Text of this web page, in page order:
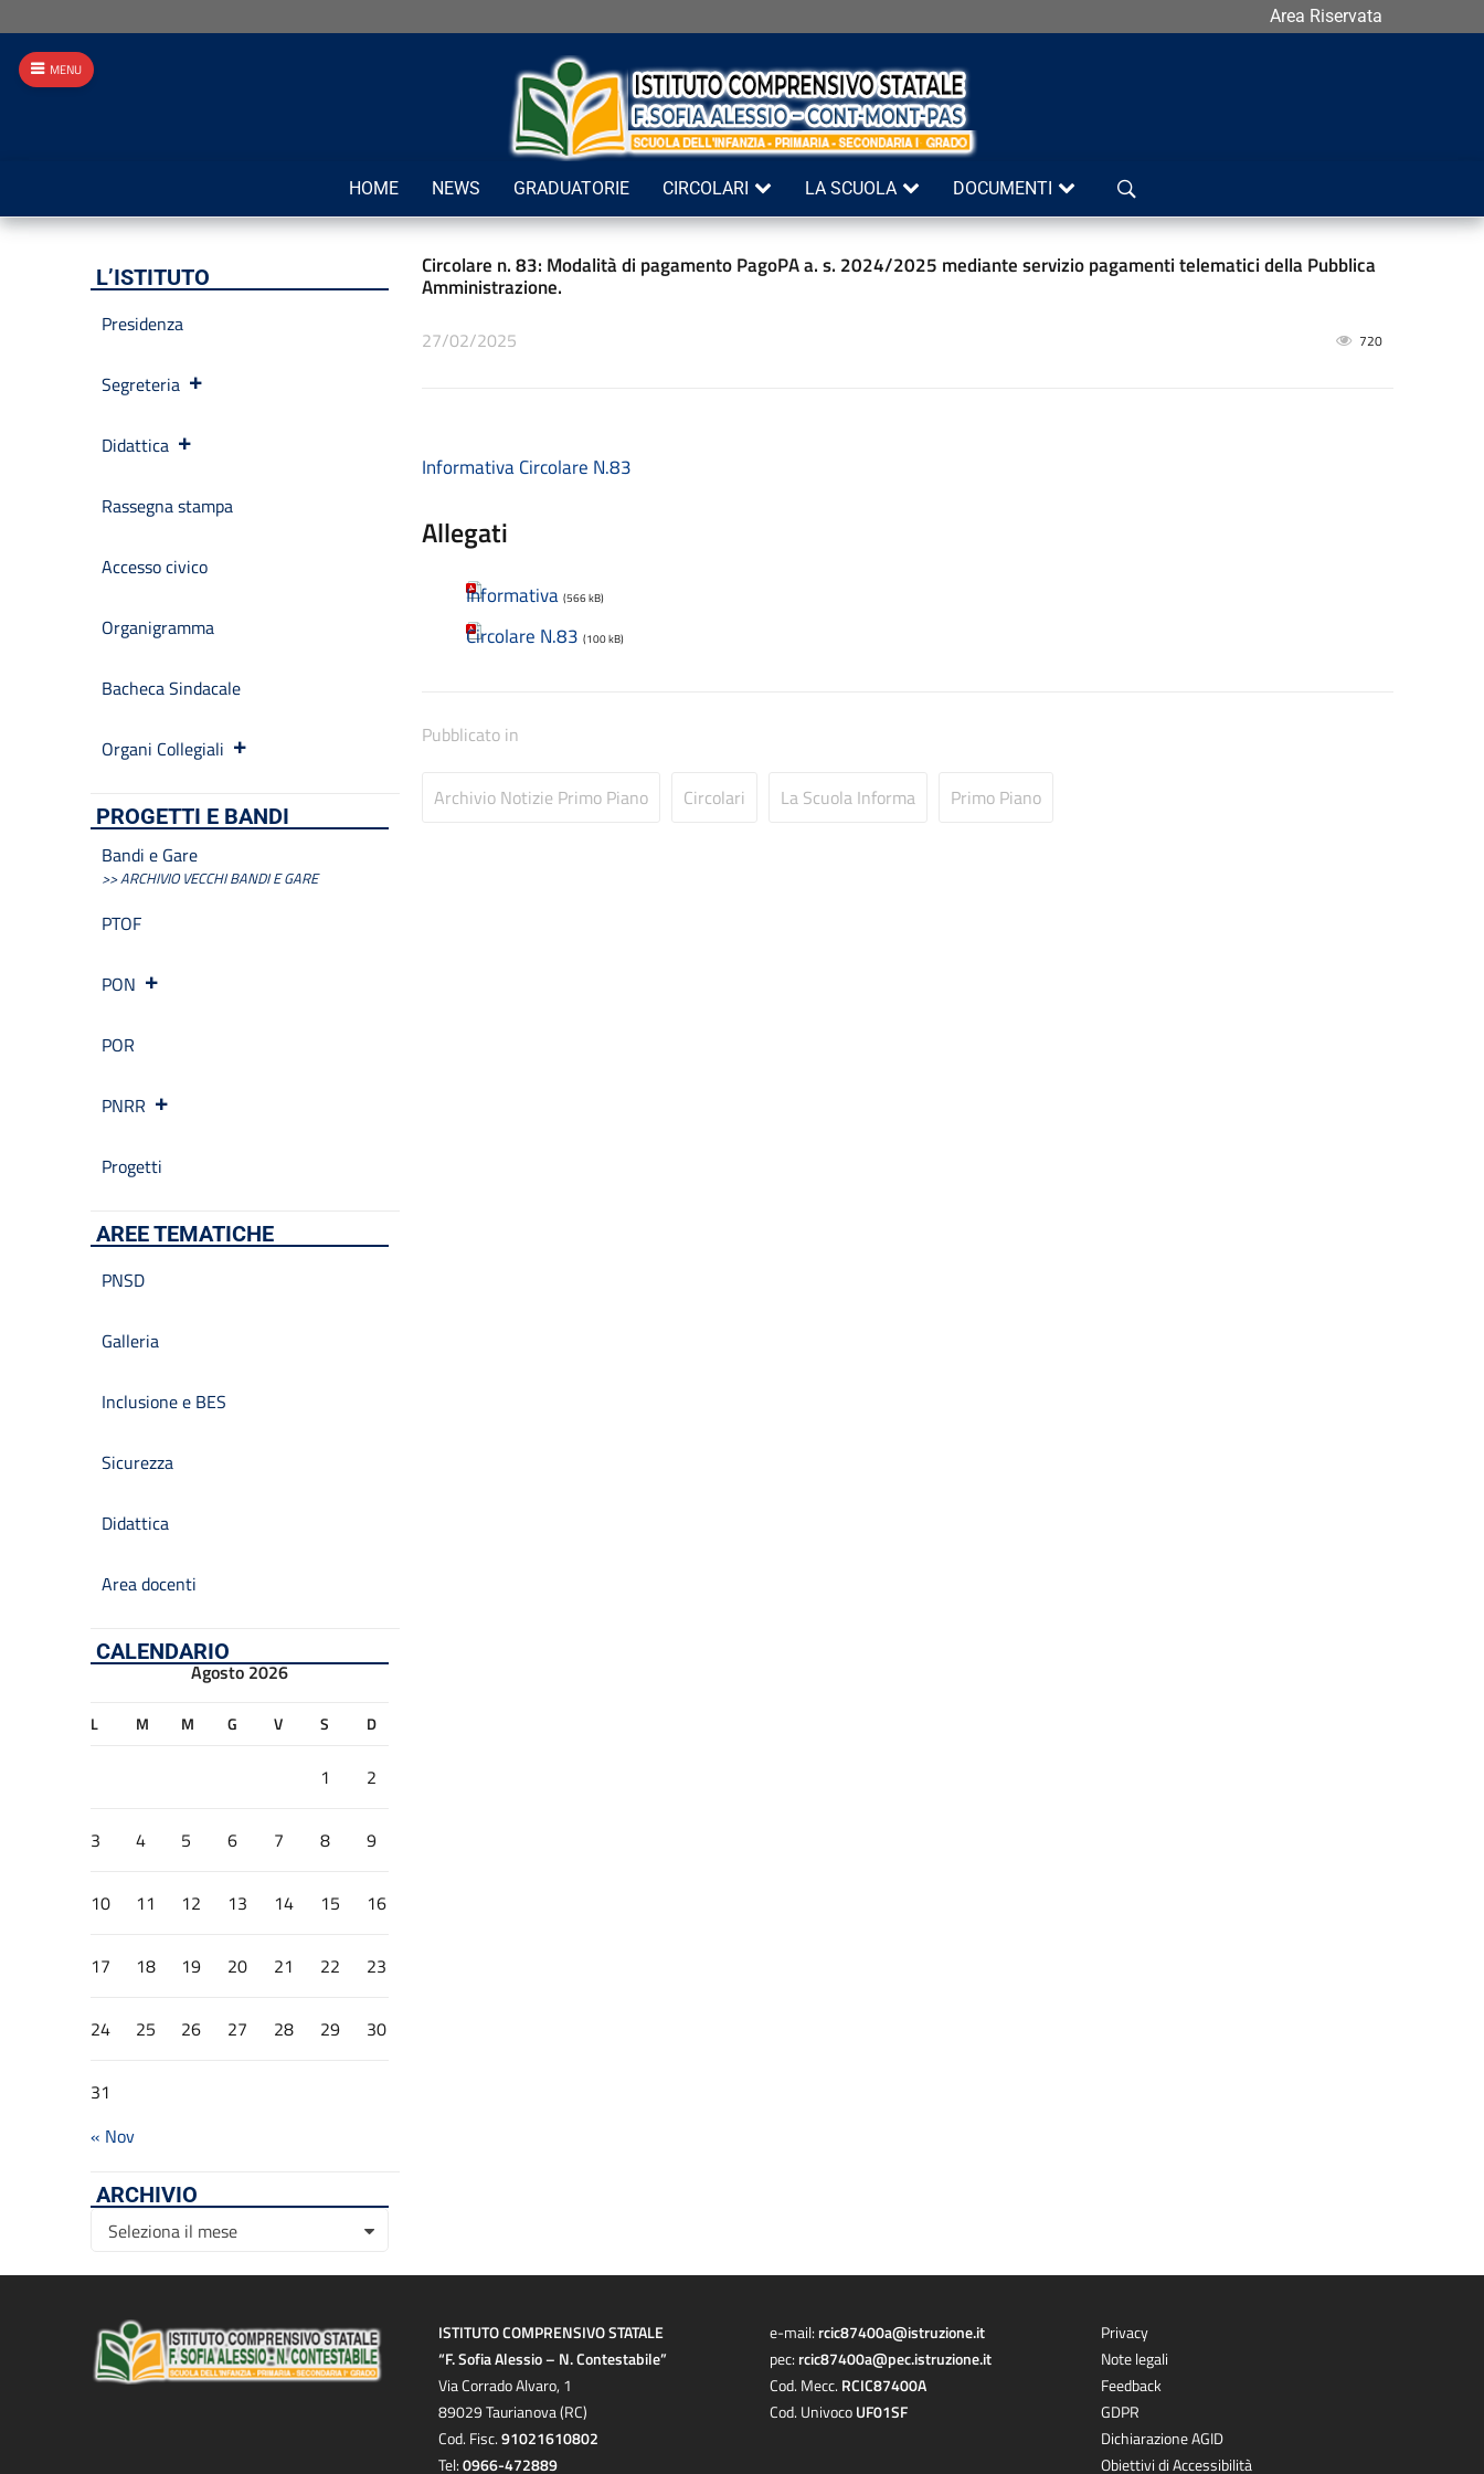
Area Riservata
Cerca
HOME NEWS GRADUATORIE CIRCOLARI LA SCUOLA DOCUMENTI
Circolare n. 83: Modalità di pagamento PagoPA a. s. 2024/2025 mediante servizio pagamenti telematici della Pubblica
Amministrazione.
27/02/2025 720
InformativaCircolare N.83
Allegati
Informativa (566 kB)
Circolare N.83 (100 kB)
Pubblicato in
Archivio Notizie Primo Piano Circolari La Scuola Informa Primo Piano
L’ISTITUTO
Presidenza
Segreteria
Didattica
Rassegna stampa
Accesso civico
Organigramma
Bacheca Sindacale
Organi Collegiali
PROGETTI E BANDI
Bandi e Gare
>> ARCHIVIO VECCHI BANDI E GARE
PTOF
PON
POR
PNRR
Progetti
AREE TEMATICHE
PNSD
Galleria
Inclusione e BES
Sicurezza
Didattica
Area docenti
CALENDARIO
Agosto 2026
L M M G V S D
1 2
3 4 5 6 7 8 9
10 11 12 13 14 15 16
17 18 19 20 21 22 23
24 25 26 27 28 29 30
31
« Nov
ARCHIVIO
Archivio
Seleziona il mese
ISTITUTO COMPRENSIVO STATALE
“F. Sofia Alessio – N. Contestabile”
Via Corrado Alvaro, 1
89029 Taurianova (RC)
Cod. Fisc.91021610802
Tel:0966-472889
e-mail: rcic87400a@istruzione.it
pec: rcic87400a@pec.istruzione.it
Cod. Mecc. RCIC87400A
Cod. UnivocoUF01SF
Privacy
Note legali
Feedback
GDPR
Dichiarazione AGID
Obiettivi di Accessibilità
MENU